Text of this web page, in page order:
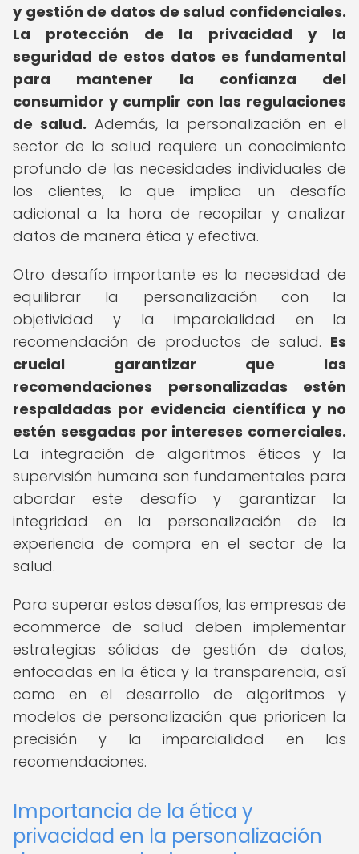
y gestión de datos de salud confidenciales.
La protección de la privacidad y la
seguridad de estos datos es fundamental
para mantener la confianza del
consumidor y cumplir con las regulaciones
de salud. Además, la personalización en el
sector de la salud requiere un conocimiento
profundo de las necesidades individuales de
los clientes, lo que implica un desafío
adicional a la hora de recopilar y analizar
datos de manera ética y efectiva.
Otro desafío importante es la necesidad de
equilibrar la personalización con la
objetividad y la imparcialidad en la
recomendación de productos de salud. Es
crucial garantizar que las
recomendaciones personalizadas estén
respaldadas por evidencia científica y no
estén sesgadas por intereses comerciales.
La integración de algoritmos éticos y la
supervisión humana son fundamentales para
abordar este desafío y garantizar la
integridad en la personalización de la
experiencia de compra en el sector de la
salud.
Para superar estos desafíos, las empresas de
ecommerce de salud deben implementar
estrategias sólidas de gestión de datos,
enfocadas en la ética y la transparencia, así
como en el desarrollo de algoritmos y
modelos de personalización que prioricen la
precisión y la imparcialidad en las
recomendaciones.
Importancia de la ética y
privacidad en la personalización